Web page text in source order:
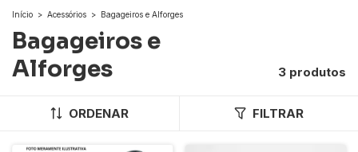
Início > Acessórios > Bagageiros e Alforges
Bagageiros e
Alforges
3 produtos
ORDENAR FILTRAR